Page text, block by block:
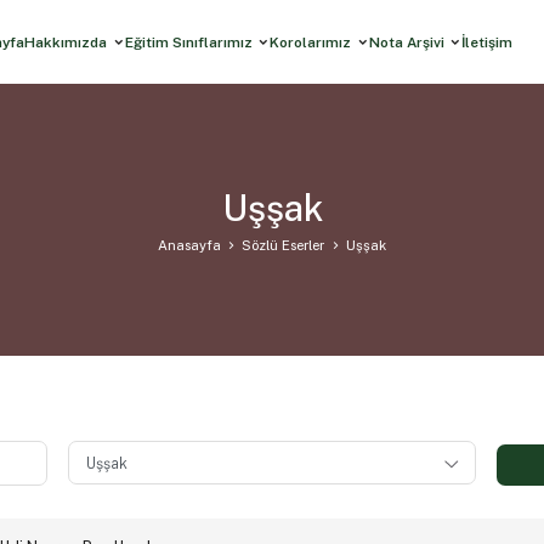
Hakkımızda Eğitim Sınıflarımız Korolarımız Nota Arşivi İletişim
Uşşak
Anasayfa Sözlü Eserler Uşşak